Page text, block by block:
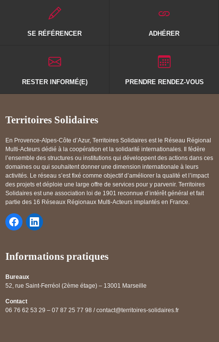
SE RÉFÉRENCER ADHÉRER
RESTER INFORMÉ(E) PRENDRE RENDEZ-VOUS
Territoires Solidaires
En Provence-Alpes-Côte d’Azur, Territoires Solidaires est le Réseau Régional
Multi-Acteurs dédié à la coopération et la solidarité internationales. Il fédère
l’ensemble des structures ou institutions qui développent des actions dans ces
domaines ou qui souhaitent donner une dimension internationale à leurs
activités. Le réseau s’est fixé comme objectif d’améliorer la qualité et l’impact
des projets et déploie une large offre de services pour y parvenir. Territoires
Solidaires est une association loi de 1901 reconnue d’intérêt général et fait
partie des 16 Réseaux Régionaux Multi-Acteurs implantés en France.
Informations pratiques
Bureaux
52, rue Saint-Ferréol (2ème étage) – 13001 Marseille
Contact
06 76 62 53 29 – 07 87 25 77 98 / contact@territoires-solidaires.fr